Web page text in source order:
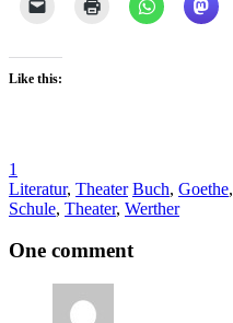
Like this:
1
Literatur, Theater Buch, Goethe,
Schule, Theater, Werther
One comment